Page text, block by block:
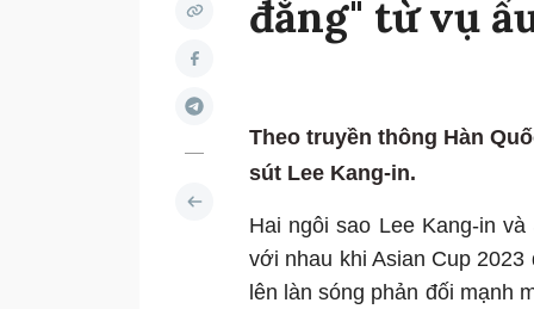
đắng" từ vụ
Theo truyền thông Hàn
sút Lee Kang-in.
Hai ngôi sao Lee Kang-in
với nhau khi Asian Cup
lên làn sóng phản đối mạnh